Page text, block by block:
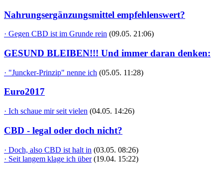
Nahrungsergänzungsmittel empfehlenswert?
· Gegen CBD ist im Grunde rein (09.05. 21:06)
GESUND BLEIBEN!!! Und immer daran denken:
· "Juncker-Prinzip" nenne ich (05.05. 11:28)
Euro2017
· Ich schaue mir seit vielen (04.05. 14:26)
CBD - legal oder doch nicht?
· Doch, also CBD ist halt in (03.05. 08:26)
· Seit langem klage ich über (19.04. 15:22)